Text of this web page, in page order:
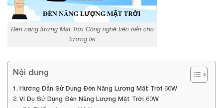
Đèn năng lượng Mặt Trời Công nghệ tiên tiến cho
tương lai
Nội dung
Hướng Dẫn Sử Dụng Đèn Năng Lượng Mặt Trời 60W
Ví Dụ Sử Dụng Đèn Năng Lượng Mặt Trời 60W